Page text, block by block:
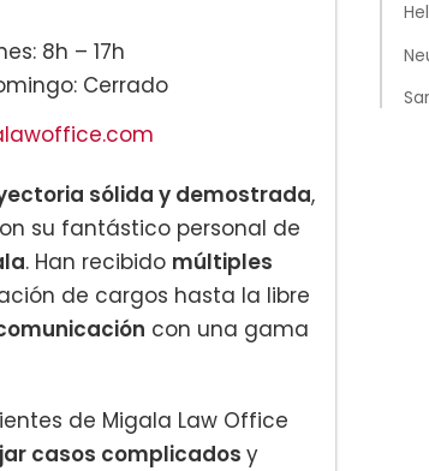
8h – 17h
Cerrado
sólida y demostrada,
su fantástico personal de
. Han recibido múltiples
de cargos hasta la libre
con una gama
de Migala Law Office
casos complicados y